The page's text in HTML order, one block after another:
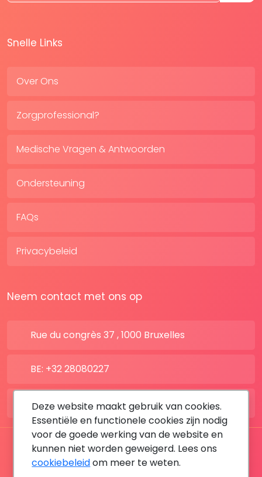
Snelle Links
Over Ons
Zorgprofessional?
Medische Vragen & Antwoorden
Ondersteuning
FAQs
Privacybeleid
Neem contact met ons op
Rue du congrès 37 , 1000 Bruxelles
BE: +32 28080227
FR: +33 183642895
Alle rechten voorbehouden © 2026 DoktersAfspraak
By MediaSatCom
Deze website maakt gebruik van cookies.
Essentiële en functionele cookies zijn nodig
voor de goede werking van de website en
kunnen niet worden geweigerd. Lees ons
cookiebeleidom meer te weten.